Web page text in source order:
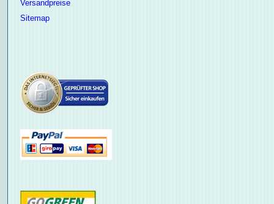
Versandpreise
Sitemap